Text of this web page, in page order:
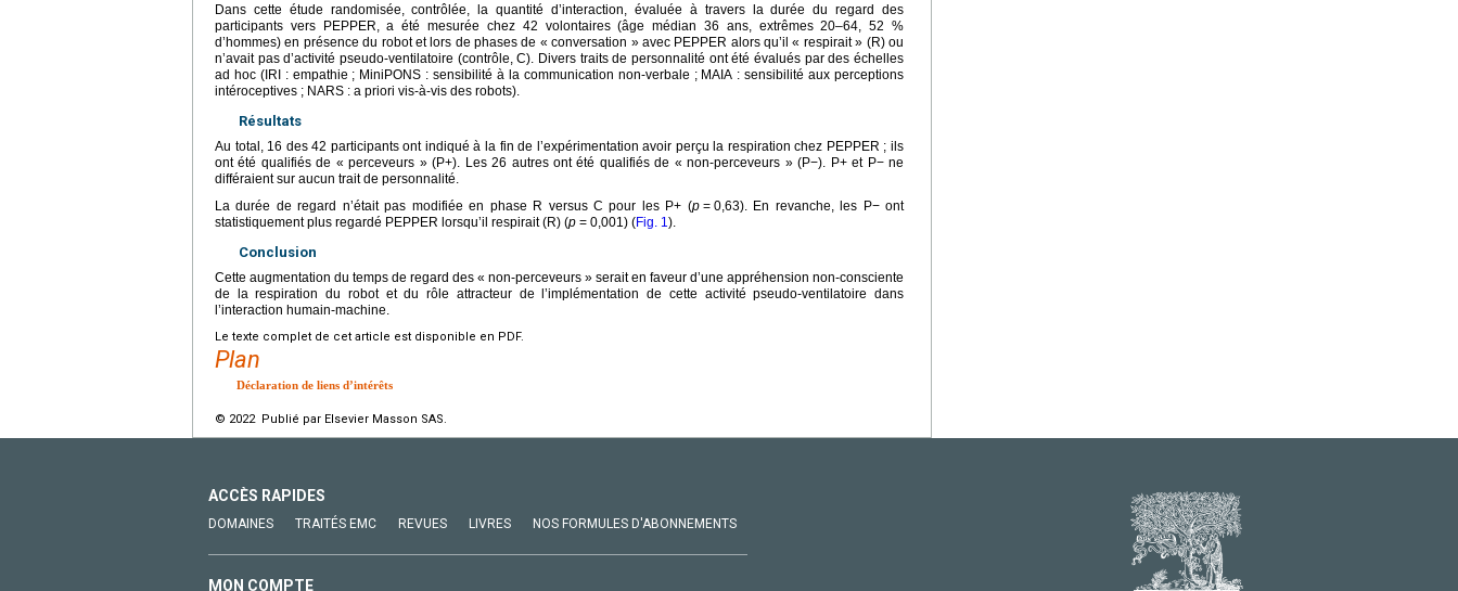
Dans cette étude randomisée, contrôlée, la quantité d’interaction, évaluée à travers la durée du regard des
participants vers PEPPER, a été mesurée chez 42 volontaires (âge médian 36 ans, extrêmes 20–64, 52 %
d’hommes) en présence du robot et lors de phases de « conversation » avec PEPPER alors qu’il « respirait » (R) ou
n’avait pas d’activité pseudo-ventilatoire (contrôle, C). Divers traits de personnalité ont été évalués par des échelles
ad hoc (IRI : empathie ; MiniPONS : sensibilité à la communication non-verbale ; MAIA : sensibilité aux perceptions
intéroceptives ; NARS : a priori vis-à-vis des robots).
Résultats
Au total, 16 des 42 participants ont indiqué à la fin de l’expérimentation avoir perçu la respiration chez PEPPER ; ils
ont été qualifiés de « perceveurs » (P+). Les 26 autres ont été qualifiés de « non-perceveurs » (P−). P+ et P− ne
différaient sur aucun trait de personnalité.
La durée de regard n’était pas modifiée en phase R versus C pour les P+ (p = 0,63). En revanche, les P− ont
statistiquement plus regardé PEPPER lorsqu’il respirait (R) (p = 0,001) (Fig. 1).
Conclusion
Cette augmentation du temps de regard des « non-perceveurs » serait en faveur d’une appréhension non-consciente
de la respiration du robot et du rôle attracteur de l’implémentation de cette activité pseudo-ventilatoire dans
l’interaction humain-machine.
Le texte complet de cet article est disponible en PDF.
Plan
Déclaration de liens d’intérêts
© 2022 Publié par Elsevier Masson SAS.
ACCÈS RAPIDES
DOMAINES TRAITÉS EMC REVUES LIVRES NOS FORMULES D'ABONNEMENTS
MON COMPTE